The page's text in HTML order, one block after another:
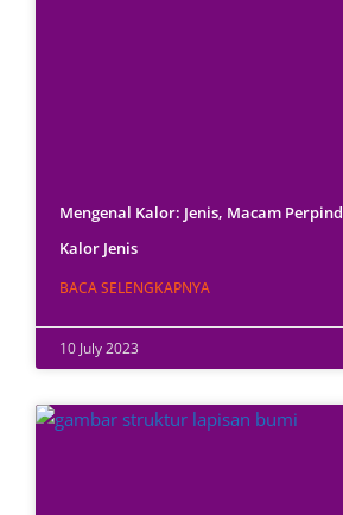
Mengenal Kalor: Jenis, Macam
Kalor Jenis
BACA SELENGKAPNYA
10 July 2023